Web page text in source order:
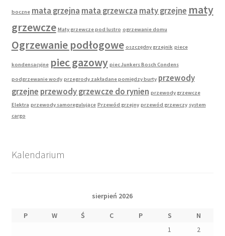
boczne mata grzejna mata grzewcza maty grzejne maty
grzewcze Maty grzewcze pod lustro ogrzewanie domu
Ogrzewanie podłogowe oszczędny grzejnik piece
kondensacyjne piec gazowy piec Junkers Bosch Condens
podgrzewanie wody przegrody zakładane pomiędzy burty przewody
grzejne przewody grzewcze do rynien przewody grzewcze
Elektra przewody samoregulujące Przewód grzejny przewód grzewczy system
cargo
Kalendarium
sierpień 2026
P W Ś C P S
N
1
2